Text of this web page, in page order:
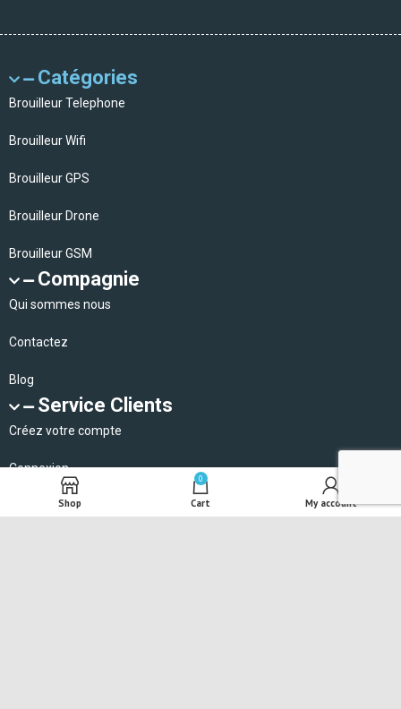
Catégories
Brouilleur Telephone
Brouilleur Wifi
Brouilleur GPS
Brouilleur Drone
Brouilleur GSM
Compagnie
Qui sommes nous
Contactez
Blog
Service Clients
Créez votre compte
Connexion
Réinitialiser votre mot de passe
Shop
0
Cart My account